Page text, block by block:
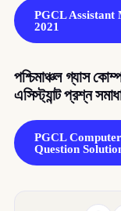
PGCL Assistant
2021
পশ্চিমাঞ্চল গ্যাস
এসিস্ট্যান্ট প্রশ্ন
PGCL
Question